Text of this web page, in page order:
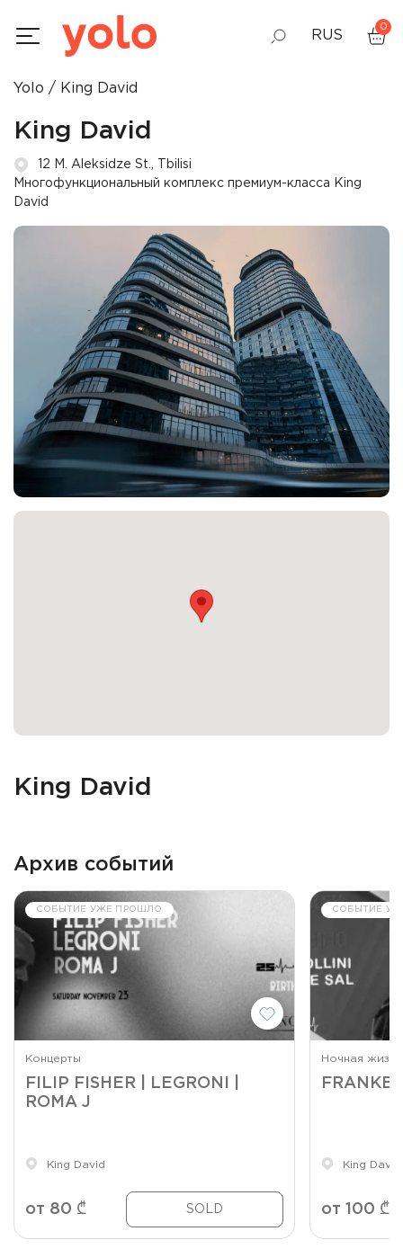
RUS
0
Yolo King David
King David
12 M. Aleksidze St., Tbilisi
Многофункциональный комплекс премиум-класса King
David
King David
Архив событий
СОБЫТИЕ УЖЕ ПРОШЛО
Концерты
FILIP FISHER | LEGRONI |
ROMA J
King David
от 80 ₾ SOLD
СОБЫТИЕ
Ночная жизнь
King David
от 100 ₾